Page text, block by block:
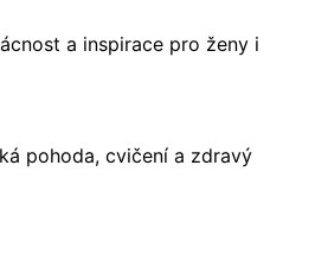
a inspirace pro ženy i
pohoda, cvičení a zdravý